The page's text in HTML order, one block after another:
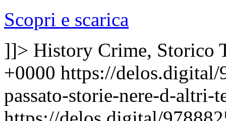
Scopri e scarica
]]> History Crime, Storico
+0000 https://
passato-storie-nere-d-altri-